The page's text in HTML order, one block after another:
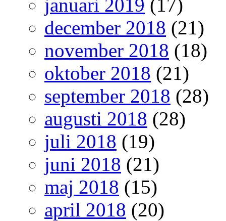
januari 2019 (17)
december 2018 (21)
november 2018 (18)
oktober 2018 (21)
september 2018 (28)
augusti 2018 (28)
juli 2018 (19)
juni 2018 (21)
maj 2018 (15)
april 2018 (20)